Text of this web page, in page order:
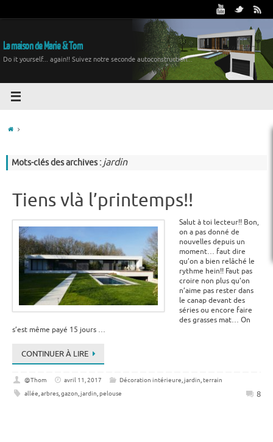
La maison de Marie & Tom
Do it yourself... again!! Suivez notre seconde autoconstruction...
Mots-clés des archives : jardin
Tiens vlà l’printemps!!
Salut à toi lecteur!! Bon,
on a pas donné de
nouvelles depuis un
moment… faut dire
qu’on a bien relâché le
rythme hein!! Faut pas
croire non plus qu’on
n’aime pas rester dans
le canap devant des
séries ou encore faire
des grasses mat… On
s’est même payé 15 jours …
CONTINUER À LIRE
@Thom avril 11, 2017 Décoration intérieure,jardin,terrain
allée,arbres,gazon,jardin,pelouse 8